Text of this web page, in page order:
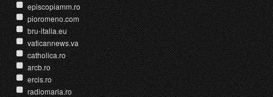
episcopiamm.ro
pioromeno.com
bru-italia.eu
vaticannews.va
catholica.ro
arcb.ro
ercis.ro
radiomaria.ro